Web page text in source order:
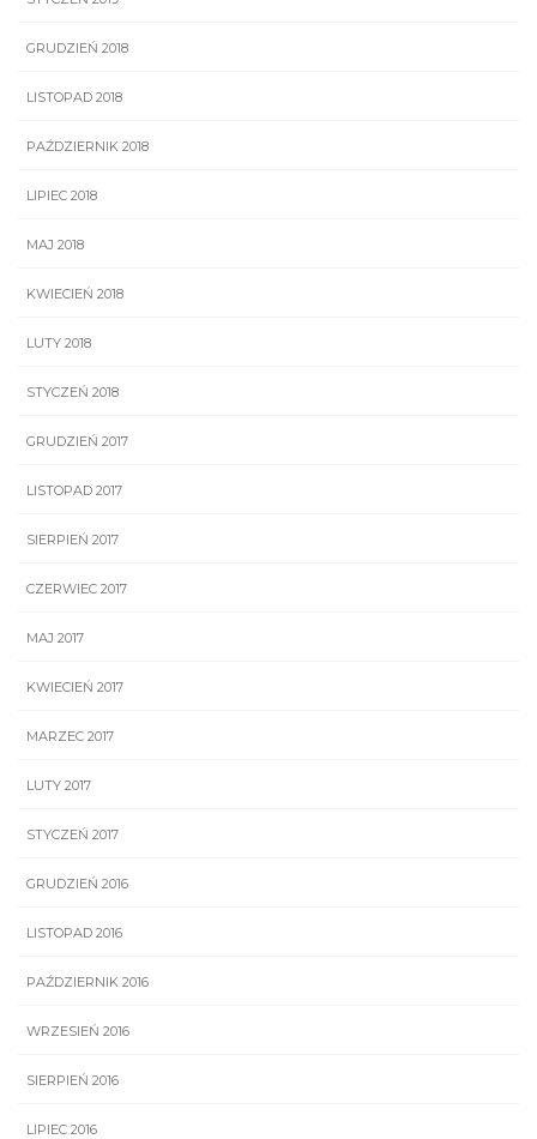
GRUDZIEŃ 2018
LISTOPAD 2018
PAŹDZIERNIK 2018
LIPIEC 2018
MAJ 2018
KWIECIEŃ 2018
LUTY 2018
STYCZEŃ 2018
GRUDZIEŃ 2017
LISTOPAD 2017
SIERPIEŃ 2017
CZERWIEC 2017
MAJ 2017
KWIECIEŃ 2017
MARZEC 2017
LUTY 2017
STYCZEŃ 2017
GRUDZIEŃ 2016
LISTOPAD 2016
PAŹDZIERNIK 2016
WRZESIEŃ 2016
SIERPIEŃ 2016
LIPIEC 2016